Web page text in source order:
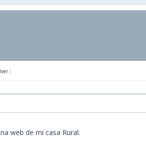
.)
web de mi casa Rural.